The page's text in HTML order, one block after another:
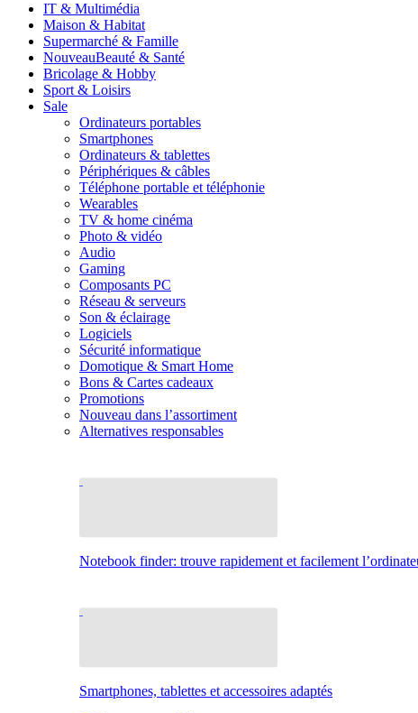
IT & Multimédia
Maison & Habitat
Supermarché & Famille
NouveauBeauté & Santé
Bricolage & Hobby
Sport & Loisirs
Sale
Ordinateurs portables
Smartphones
Ordinateurs & tablettes
Périphériques & câbles
Téléphone portable et téléphonie
Wearables
TV & home cinéma
Photo & vidéo
Audio
Gaming
Composants PC
Réseau & serveurs
Son & éclairage
Logiciels
Sécurité informatique
Domotique & Smart Home
Bons & Cartes cadeaux
Promotions
Nouveau dans l’assortiment
Alternatives responsables
Notebook finder: trouve rapidement et facilement
Smartphones, tablettes et accessoires adaptés